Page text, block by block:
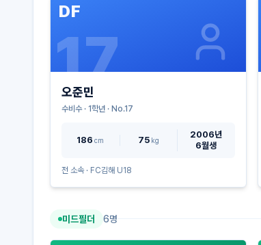
DF
17
오준민
수비수· 1학년 · No.17
186 cm 75 kg
2006년
6월생
전 소속 · FC김해 U18
미드필더 6명